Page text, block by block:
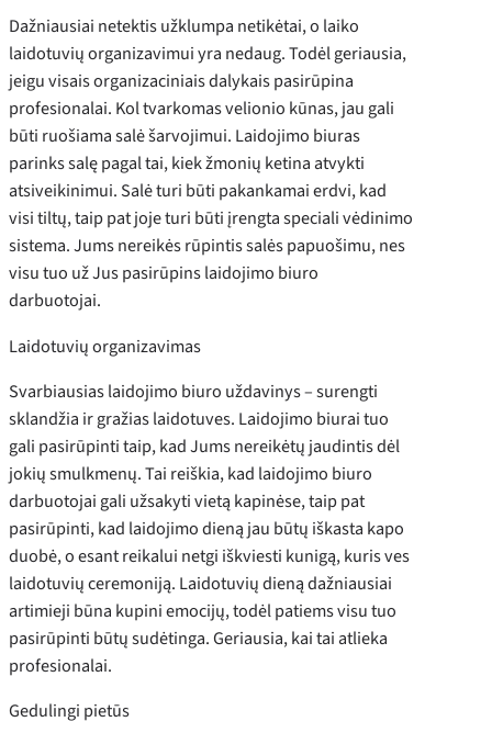
Dažniausiai netektis užklumpa netikėtai, o laiko
laidotuvių organizavimui yra nedaug. Todėl geriausia,
jeigu visais organizaciniais dalykais pasirūpina
profesionalai. Kol tvarkomas velionio kūnas, jau gali
būti ruošiama salė šarvojimui. Laidojimo biuras
parinks salę pagal tai, kiek žmonių ketina atvykti
atsiveikinimui. Salė turi būti pakankamai erdvi, kad
visi tiltų, taip pat joje turi būti įrengta speciali vėdinimo
sistema. Jums nereikės rūpintis salės papuošimu, nes
visu tuo už Jus pasirūpins laidojimo biuro
darbuotojai.
Laidotuvių organizavimas
Svarbiausias laidojimo biuro uždavinys – surengti
sklandžia ir gražias laidotuves. Laidojimo biurai tuo
gali pasirūpinti taip, kad Jums nereikėtų jaudintis dėl
jokių smulkmenų. Tai reiškia, kad laidojimo biuro
darbuotojai gali užsakyti vietą kapinėse, taip pat
pasirūpinti, kad laidojimo dieną jau būtų iškasta kapo
duobė, o esant reikalui netgi iškviesti kunigą, kuris ves
laidotuvių ceremoniją. Laidotuvių dieną dažniausiai
artimieji būna kupini emocijų, todėl patiems visu tuo
pasirūpinti būtų sudėtinga. Geriausia, kai tai atlieka
profesionalai.
Gedulingi pietūs